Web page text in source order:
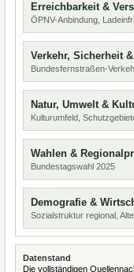
Erreichbarkeit &
ÖPNV-Anbindung,
Verkehr, Sicherheit
Bundesfernstraßen-
Natur, Umwelt &
Kulturumfeld,
Wahlen &
Bundestagswahl 2025
Demografie &
Sozialstruktur regional,
Datenstand
Die vollständigen